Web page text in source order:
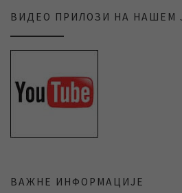
ВИДЕО ПРИЛОЗИ НА НАШЕМ
ВАЖНЕ ИНФОРМАЦИЈЕ